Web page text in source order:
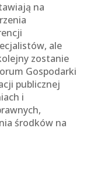
na
ale
zostanie
Gospodarki
publicznej
i
środków na